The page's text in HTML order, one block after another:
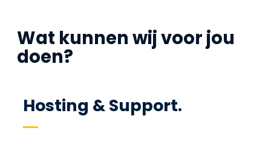
Wat kunnen wij voor jou
doen?
Hosting & Support.